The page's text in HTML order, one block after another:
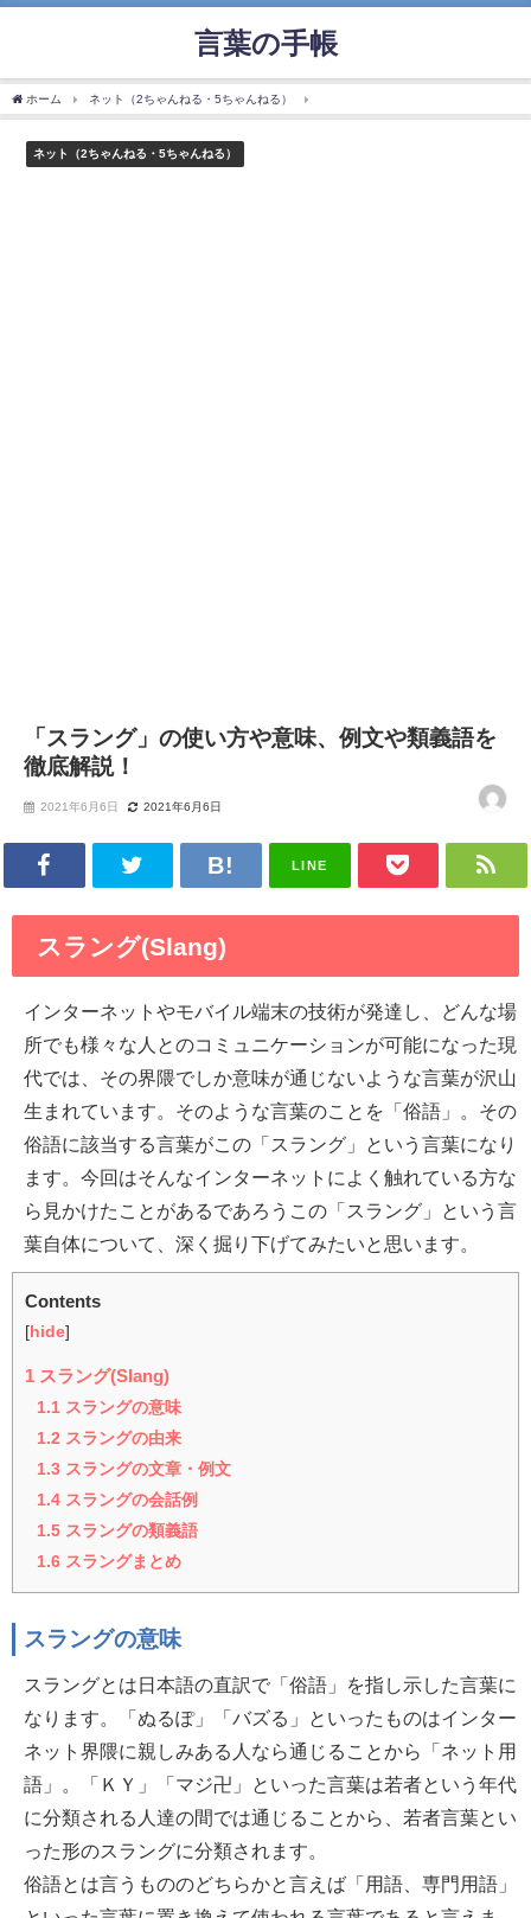
言葉の手帳
ホーム ネット（2ちゃんねる・5ちゃんねる）
ネット（2ちゃんねる・5ちゃんねる）
「スラング」の使い方や意味、例文や類義語を
徹底解説！
2021年6月6日 2021年6月6日
LINE
スラング(Slang)
インターネットやモバイル端末の技術が発達し、どんな場
所でも様々な人とのコミュニケーションが可能になった現
代では、その界隈でしか意味が通じないような言葉が沢山
生まれています。そのような言葉のことを「俗語」。その
俗語に該当する言葉がこの「スラング」という言葉になり
ます。今回はそんなインターネットによく触れている方な
ら見かけたことがあるであろうこの「スラング」という言
葉自体について、深く掘り下げてみたいと思います。
Contents
[ hide]
1 スラング(Slang)
1.1 スラングの意味
1.2 スラングの由来
1.3 スラングの文章・例文
1.4 スラングの会話例
1.5 スラングの類義語
1.6 スラングまとめ
スラングの意味
スラングとは日本語の直訳で「俗語」を指し示した言葉に
なります。「ぬるぽ」「バズる」といったものはインター
ネット界隈に親しみある人なら通じることから「ネット用
語」。「ＫＹ」「マジ卍」といった言葉は若者という年代
に分類される人達の間では通じることから、若者言葉とい
った形のスラングに分類されます。
俗語とは言うもののどちらかと言えば「用語、専門用語」